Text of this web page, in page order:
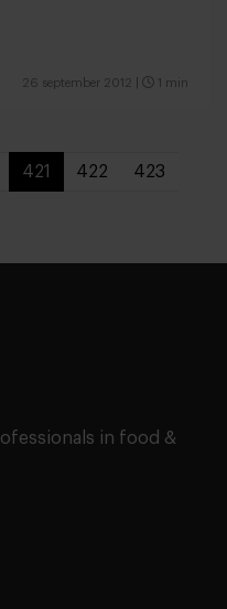
26 september 2012 1 min
421 422 423
in food &